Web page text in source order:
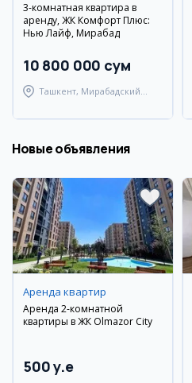
3-комнатная квартира в
аренду, ЖК Комфорт Плюс:
Нью Лайф, Мирабад
10 800 000 сум
Ташкент, Мирабадский
Новые объявления
Аренда квартир
Аренда 2-комнатной
квартиры в ЖК Olmazor City
500 y.e